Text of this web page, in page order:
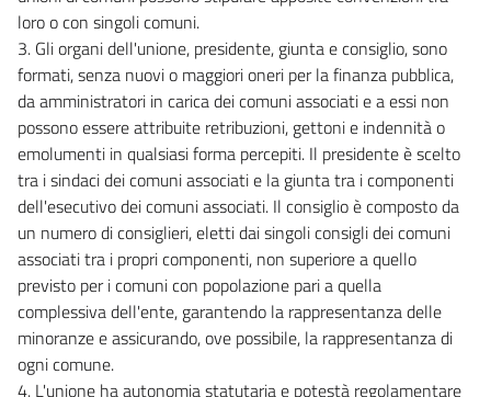
loro o con singoli comuni.
3. Gli organi dell'unione, presidente, giunta e consiglio, sono
formati, senza nuovi o maggiori oneri per la finanza pubblica,
da amministratori in carica dei comuni associati e a essi non
possono essere attribuite retribuzioni, gettoni e indennità o
emolumenti in qualsiasi forma percepiti. Il presidente è scelto
tra i sindaci dei comuni associati e la giunta tra i componenti
dell'esecutivo dei comuni associati. Il consiglio è composto da
un numero di consiglieri, eletti dai singoli consigli dei comuni
associati tra i propri componenti, non superiore a quello
previsto per i comuni con popolazione pari a quella
complessiva dell'ente, garantendo la rappresentanza delle
minoranze e assicurando, ove possibile, la rappresentanza di
ogni comune.
4. L'unione ha autonomia statutaria e potestà regolamentare